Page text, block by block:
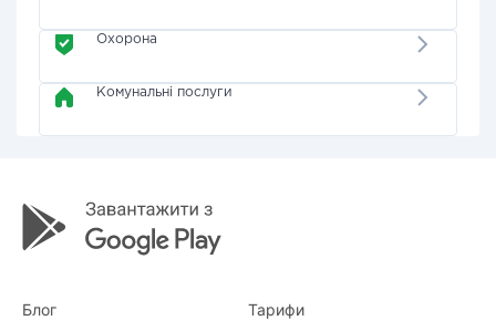
Охорона
Комунальні послуги
Блог Тарифи